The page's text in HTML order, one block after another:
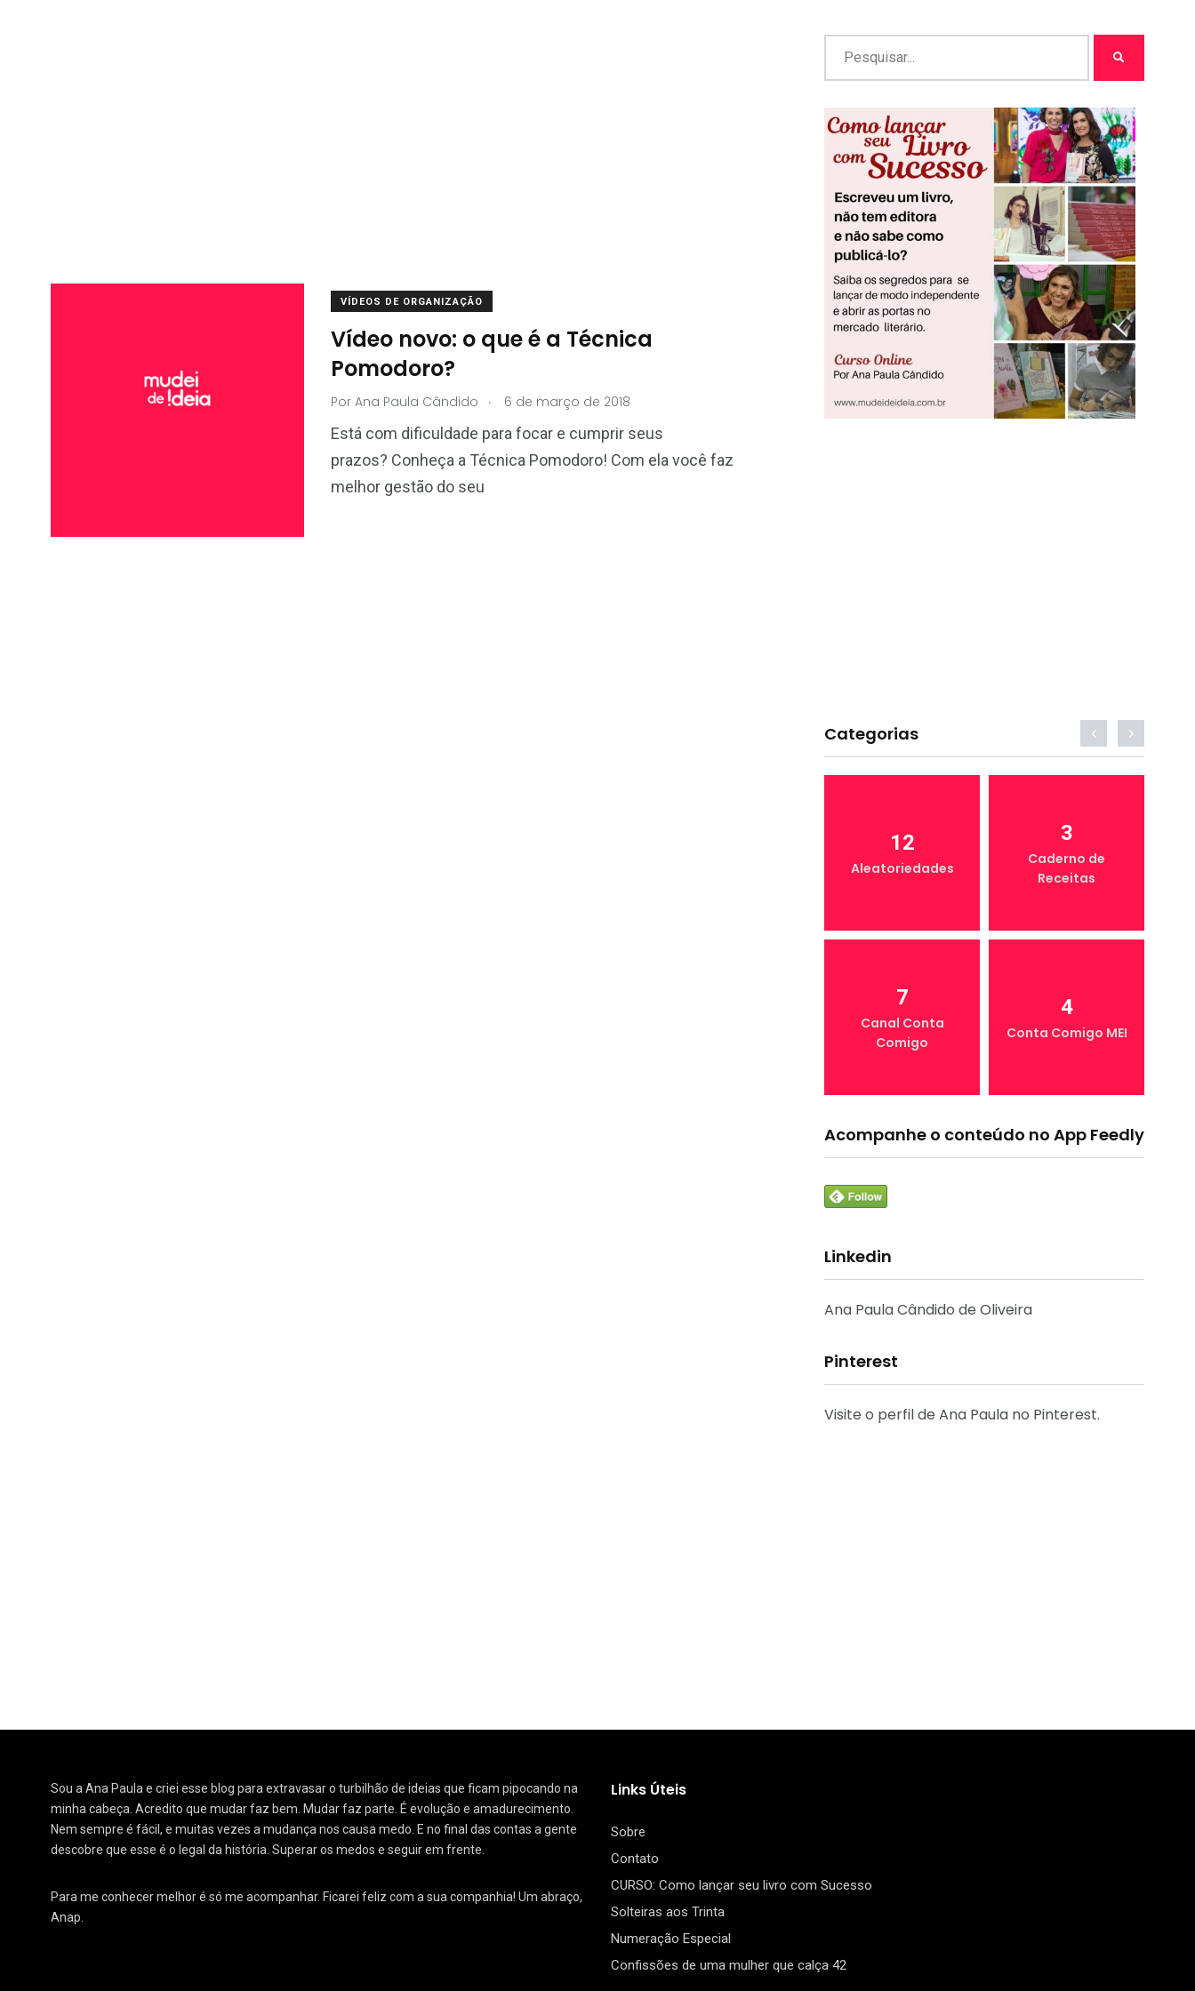
VÍDEOS DE ORGANIZAÇÃO
Vídeo novo: o que é a Técnica
Pomodoro?
Por Ana Paula Cândido . 6 de março de 2018
Está com dificuldade para focar e cumprir seus
prazos? Conheça a Técnica Pomodoro! Com ela você faz
melhor gestão do seu
Categorias
12
Aleatoriedades
3
Caderno de
Receitas
7
Canal Conta
Comigo
4
Conta Comigo MEI
Acompanhe o conteúdo no App Feedly
Linkedin
Ana Paula Cândido de Oliveira
Pinterest
Visite o perfil de Ana Paula no Pinterest.
Sou a Ana Paula e criei esse blog para extravasar o turbilhão de ideias que ficam pipocando na
minha cabeça. Acredito que mudar faz bem. Mudar faz parte. É evolução e amadurecimento.
Nem sempre é fácil, e muitas vezes a mudança nos causa medo. E no final das contas a gente
descobre que esse é o legal da história. Superar os medos e seguir em frente.
Para me conhecer melhor é só me acompanhar. Ficarei feliz com a sua companhia! Um abraço,
Anap.
Links Úteis
Sobre
Contato
CURSO: Como lançar seu livro com Sucesso
Solteiras aos Trinta
Numeração Especial
Confissões de uma mulher que calça 42